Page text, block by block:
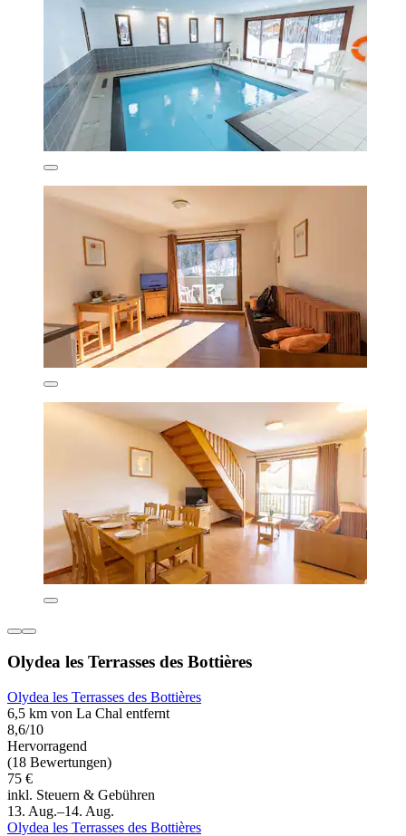
Olydea les Terrasses des Bottières
Olydea les Terrasses des Bottières
6,5 km von La Chal entfernt
8,6/10
Hervorragend
(18 Bewertungen)
75 €
inkl. Steuern & Gebühren
13. Aug.–14. Aug.
Olydea les Terrasses des Bottières